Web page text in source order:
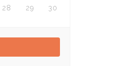
28 29 30